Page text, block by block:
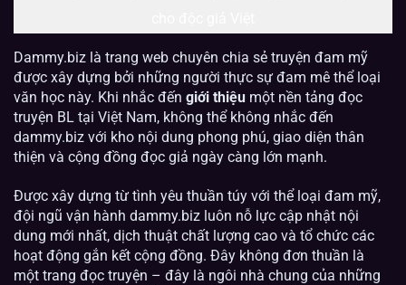
Dammy.biz là trang web chuyên chia sẻ truyện đam mỹ
được xây dựng bởi những người thực sự đam mê thể loại
văn học này. Khi nhắc đến giới thiệu một nền tảng đọc
truyện BL tại Việt Nam, không thể không nhắc đến
dammy.biz với kho nội dung phong phú, giao diện thân
thiện và cộng đồng đọc giả ngày càng lớn mạnh.
Được xây dựng từ tình yêu thuần túy với thể loại đam mỹ,
đội ngũ vận hành dammy.biz luôn nỗ lực cập nhật nội
dung mới nhất, dịch thuật chất lượng cao và tổ chức các
hoạt động gắn kết cộng đồng. Đây không đơn thuần là
một trang đọc truyện – đây là ngôi nhà chung của những